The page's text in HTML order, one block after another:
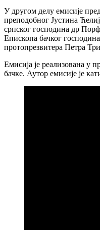
У другом делу емисије
преподобног Јустина
српског господина др
Епископа бачког
протопрезвитера Петра
Емисија је реализована у
бачке. Аутор емисије је